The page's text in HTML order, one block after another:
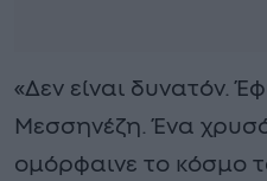
«Δεν είναι δυνατόν.
Μεσσηνέζη. Ένα
ομόρφαινε το κόσμο